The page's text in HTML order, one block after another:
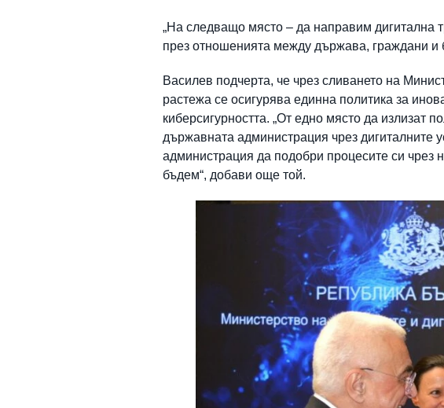
„На следващо място – да направим дигитална
през отношенията между държава, граждани и
Василев подчерта, че чрез сливането на
растежа се осигурява единна политика за
киберсигурността. „От едно място да излизат
държавната администрация чрез дигиталните
администрация да подобри процесите си чрез
бъдем“, добави още той.